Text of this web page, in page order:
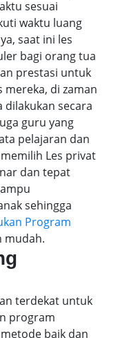
sesuai
waktu luang
saat ini les
bagi orang tua
prestasi untuk
di zaman
secara
guru yang
pelajaran dan
Les privat
dan tepat
sehingga
Program
mudah.
terdekat untuk
program
baik dan